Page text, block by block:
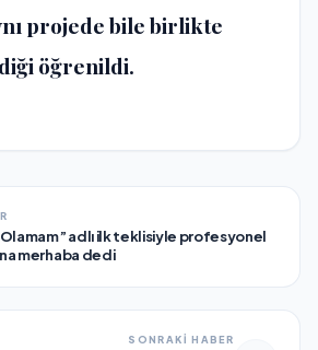
projede bile birlikte
öğrenildi.
Olamam” adlı ilk teklisiyle profesyonel
merhaba dedi
SONRAKİ HABER